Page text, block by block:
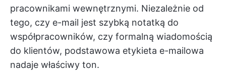
pracownikami wewnętrznymi. Niezależnie od
tego, czy e-mail jest szybką notatką do
współpracowników, czy formalną wiadomością
do klientów, podstawowa etykieta e-mailowa
nadaje właściwy ton.